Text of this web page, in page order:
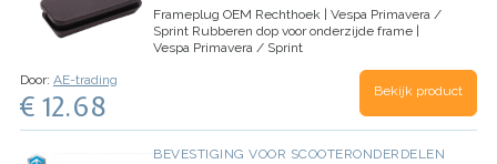
Frameplug OEM Rechthoek | Vespa Primavera /
Sprint Rubberen dop voor onderzijde frame |
Vespa Primavera / Sprint
Door: AE-trading
€ 12.68 Bekijk product
BEVESTIGING VOOR SCOOTERONDERDELEN